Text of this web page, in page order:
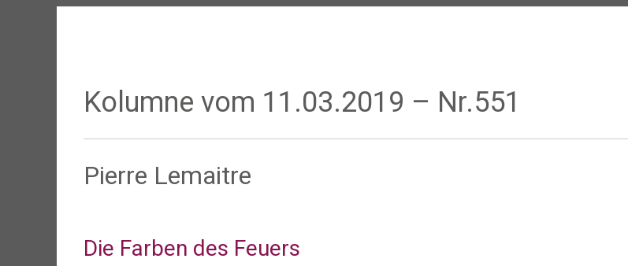
Kolumne vom 11.03.2019 – Nr.551
Pierre Lemaitre
Die Farben des Feuers